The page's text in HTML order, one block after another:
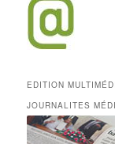
EDITION
JOURNALITES